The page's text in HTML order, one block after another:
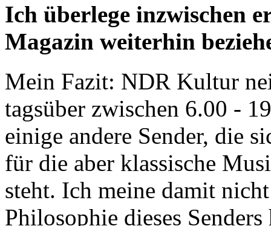
Ich überlege inzwischen
Magazin weiterhin
Mein Fazit: NDR Kultur
tagsüber zwischen 6.00 -
einige andere Sender, die
für die aber klassische
steht. Ich meine damit
Philosophie dieses